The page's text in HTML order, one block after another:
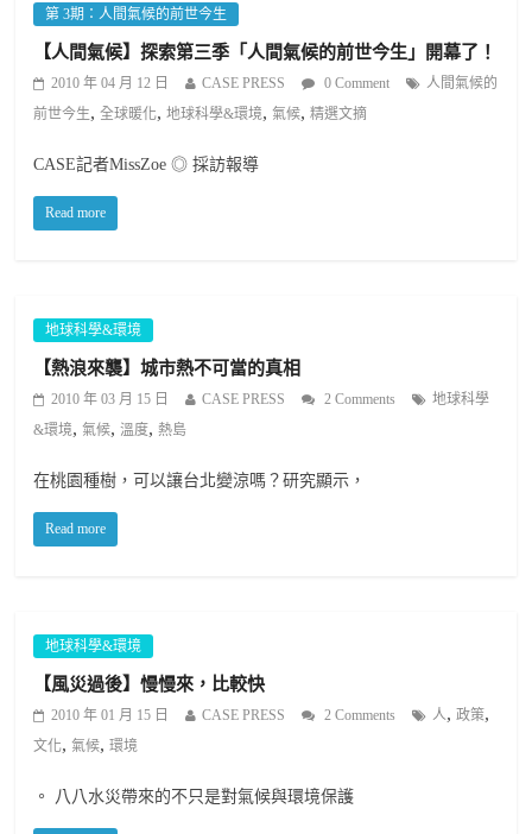
第 3期：人間氣候的前世今生
【人間氣候】探索第三季「人間氣候的前世今生」開幕了！
2010 年 04 月 12 日 CASE PRESS 0 Comment
人間氣候的
前世今生,全球暖化,地球科學&環境,氣候,精選文摘
CASE記者MissZoe ◎ 採訪報導
Read more
地球科學&環境
【熱浪來襲】城市熱不可當的真相
2010 年 03 月 15 日 CASE PRESS 2 Comments
地球科學
&環境,氣候,溫度,熱島
在桃園種樹，可以讓台北變涼嗎？研究顯示，
Read more
地球科學&環境
【風災過後】慢慢來，比較快
2010 年 01 月 15 日 CASE PRESS 2 Comments 人,政策,
文化,氣候,環境
。 八八水災帶來的不只是對氣候與環境保護